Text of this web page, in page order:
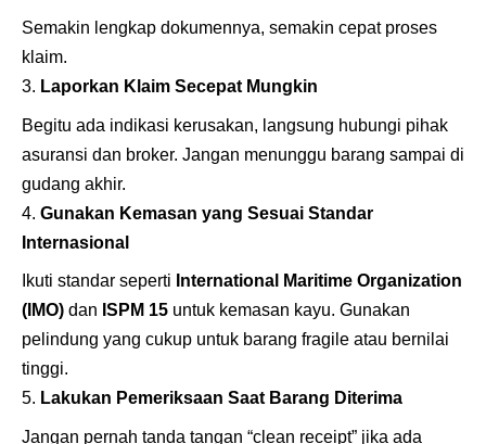
Semakin lengkap dokumennya, semakin cepat proses
klaim.
Laporkan Klaim Secepat Mungkin
Begitu ada indikasi kerusakan, langsung hubungi pihak
asuransi dan broker. Jangan menunggu barang sampai di
gudang akhir.
Gunakan Kemasan yang Sesuai Standar
Internasional
Ikuti standar seperti International Maritime Organization
(IMO) dan ISPM 15 untuk kemasan kayu. Gunakan
pelindung yang cukup untuk barang fragile atau bernilai
tinggi.
Lakukan Pemeriksaan Saat Barang Diterima
Jangan pernah tanda tangan “clean receipt” jika ada